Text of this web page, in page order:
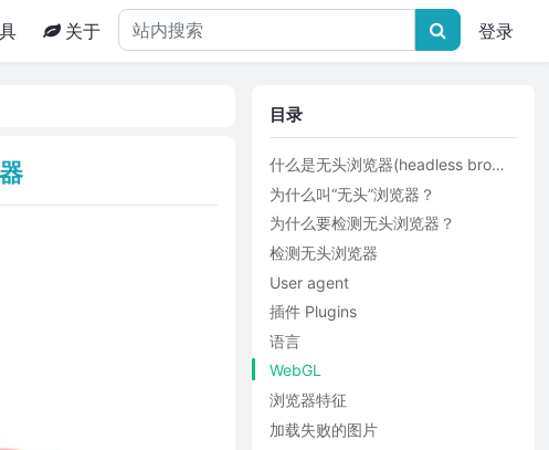
关于 登录
目录
什么是无头浏览器(headless browser)？
为什么叫“无头”浏览器？
为什么要检测无头浏览器？
检测无头浏览器
User agent
插件 Plugins
语言
WebGL
浏览器特征
加载失败的图片